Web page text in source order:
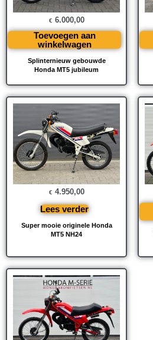
Splinternieuw gebouwde
Honda MT5 jubileum
€ 6.000,00
Toevoegen aan
winkelwagen
Super mooie originele Honda
MT5 NH24
€ 4.950,00
Lees verder